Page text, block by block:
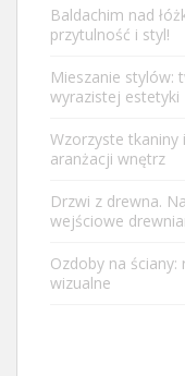
Baldachim nad
przytulność i styl!
Mieszanie stylów:
wyrazistej estetyki
Wzorzyste
aranżacji wnętrz
Drzwi z drewna.
wejściowe
Ozdoby na
wizualne